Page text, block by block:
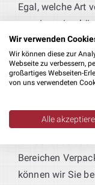
Egal, welche Art
vom
Management)
Seite stehen zu
und
Bereichen
können wir Sie
Wir verwenden
Wir können diese zur
Webseite zu verbessern,
großartiges Webseiten-
von uns verwendeten
Alle